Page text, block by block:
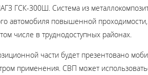
ГСК-300Ш. Система из
автомобиля повышенной
числе в труднодоступных районах.
части будет презентовано
применения. СВП может